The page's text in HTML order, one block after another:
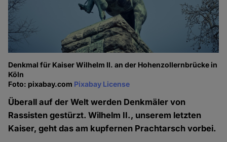
Denkmal für Kaiser Wilhelm II. an der Hohenzollernbrücke in
Köln
Foto: pixabay.com Pixabay License
Überall auf der Welt werden Denkmäler von
Rassisten gestürzt. Wilhelm II., unserem letzten
Kaiser, geht das am kupfernen Prachtarsch vorbei.